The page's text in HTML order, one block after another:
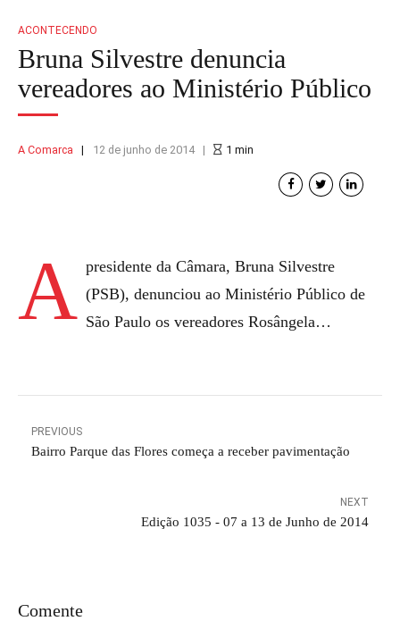
ACONTECENDO
Bruna Silvestre denuncia
vereadores ao Ministério Público
A Comarca 12 de junho de 2014 1 min
A presidente da Câmara, Bruna Silvestre
(PSB), denunciou ao Ministério Público de
São Paulo os vereadores Rosângela…
PREVIOUS
Bairro Parque das Flores começa a receber pavimentação
NEXT
Edição 1035 - 07 a 13 de Junho de 2014
Comente